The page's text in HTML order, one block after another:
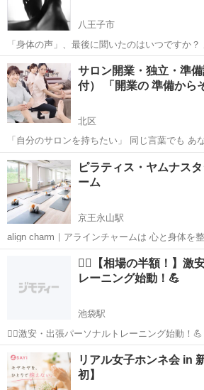
八王子市
「身体の声」、最後に聞いたのはいつですか？ 肩こり、腰痛、むく
み、冷え、疲れが抜けない… そんな不調を「
い」と思っていませんか？ ヨーロッパで長年プロダンサーとして身体
と向き合ってきた経験と、官足法を...
東京 八王子市 フットマッサージ
サロン開業・独立・準
付） 「開業の 準備から
北区
「自分のサロンを持ちたい」 同じ言葉でも あなたが込めた想いは ほ
かの人とは違うはず どのくらいの規模で どんな人に施術をしたくて
どんな「ありがとう」を集めたくて どんな手技を
ただけのプランシート...
東京 北区 マッサージ
ピラティス・ヤムナス
ーム
京王永山駅
align charm｜アラインチャームは 心と身体を
らしい魅力を引き立てる「charming」 そして
「charm」 3つの想いを込めて生まれたスタ
京王永山駅 その他
🚶‍♂️【相場の半額！】激
レーニング始動！💪
池袋駅
🚶‍♂️激安・出張パーソナルトレーニング始動！💪 「ジムに行く時間がな
い」「在宅ワークで運動不足」 そんなあなた
東京 豊島区 池袋駅 その他 パ
リアル女子ホンネ会 in
初】